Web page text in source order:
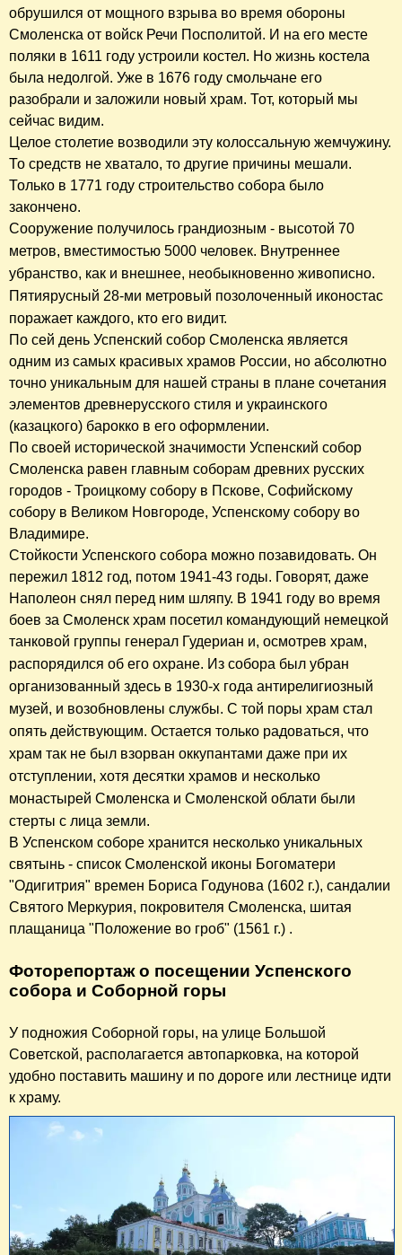
обрушился от мощного взрыва во время обороны
Смоленска от войск Речи Посполитой. И на его месте
поляки в 1611 году устроили костел. Но жизнь костела
была недолгой. Уже в 1676 году смольчане его
разобрали и заложили новый храм. Тот, который мы
сейчас видим.
Целое столетие возводили эту колоссальную жемчужину.
То средств не хватало, то другие причины мешали.
Только в 1771 году строительство собора было
закончено.
Сооружение получилось грандиозным - высотой 70
метров, вместимостью 5000 человек. Внутреннее
убранство, как и внешнее, необыкновенно живописно.
Пятиярусный 28-ми метровый позолоченный иконостас
поражает каждого, кто его видит.
По сей день Успенский собор Смоленска является
одним из самых красивых храмов России, но абсолютно
точно уникальным для нашей страны в плане сочетания
элементов древнерусского стиля и украинского
(казацкого) барокко в его оформлении.
По своей исторической значимости Успенский собор
Смоленска равен главным соборам древних русских
городов - Троицкому собору в Пскове, Софийскому
собору в Великом Новгороде, Успенскому собору во
Владимире.
Стойкости Успенского собора можно позавидовать. Он
пережил 1812 год, потом 1941-43 годы. Говорят, даже
Наполеон снял перед ним шляпу. В 1941 году во время
боев за Смоленск храм посетил командующий немецкой
танковой группы генерал Гудериан и, осмотрев храм,
распорядился об его охране. Из собора был убран
организованный здесь в 1930-х года антирелигиозный
музей, и возобновлены службы. С той поры храм стал
опять действующим. Остается только радоваться, что
храм так не был взорван оккупантами даже при их
отступлении, хотя десятки храмов и несколько
монастырей Смоленска и Смоленской облати были
стерты с лица земли.
В Успенском соборе хранится несколько уникальных
святынь - список Смоленской иконы Богоматери
"Одигитрия" времен Бориса Годунова (1602 г.), сандалии
Святого Меркурия, покровителя Смоленска, шитая
плащаница "Положение во гроб" (1561 г.) .
Фоторепортаж о посещении Успенского
собора и Соборной горы
У подножия Соборной горы, на улице Большой
Советской, располагается автопарковка, на которой
удобно поставить машину и по дороге или лестнице идти
к храму.